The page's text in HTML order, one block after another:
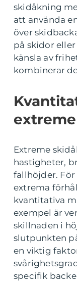
skidåkning
att använda
över
på skidor
känsla av
kombinerar
Extreme
hastigheter,
fallhöjder. För
extrema
kvantitativa
exempel är
skillnaden i
slutpunkten
en viktig
specifik